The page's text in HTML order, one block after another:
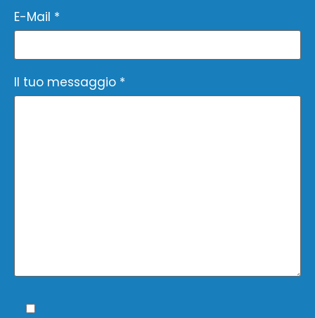
E-Mail *
Il tuo messaggio *